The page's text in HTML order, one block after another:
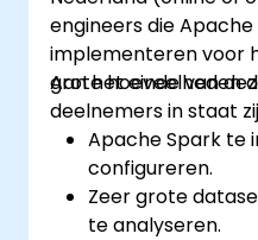
engineers die
implementeren voor
grote hoeveelheden
Aan het einde van
deelnemers in staat
Apache Spark te
configureren.
Zeer grote
te analyseren.